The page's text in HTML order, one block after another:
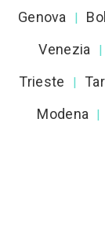
Genova |
Venezia |
Trieste |
Modena |